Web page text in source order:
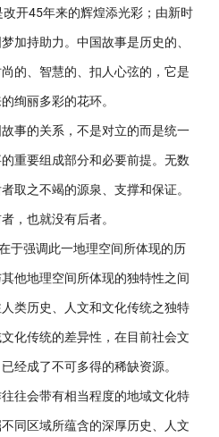
开45年来的辉煌添光彩；由新时
加持助力。中国故事是历史的、
的、智慧的、扣人心弦的，它是
绚丽多彩的花环。
的关系，不是对立的而是统一
重要组成部分和必要前提。无数
取之不竭的源泉、支撑和保证。
，也就没有后者。
强调此一地理空间所体现的历
他地理空间所体现的独特性之间
类历史、人文和文化传统之独特
化传统的差异性，在目前社会文
经成了不可多得的稀缺资源。
会带有相当程度的地域文化特
同区域所蕴含的深厚历史、人文